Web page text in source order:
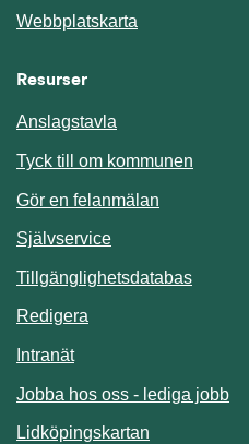
Webbplatskarta
Resurser
Anslagstavla
Tyck till om kommunen
Gör en felanmälan
SjälvserviceLänk till annan
TillgänglighetsdatabasLänk
Redigera
IntranätLänk till annan
Jobba hos oss - lediga jobb
Lidköpingskartan